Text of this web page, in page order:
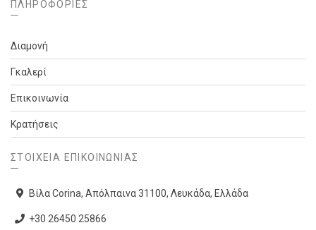
ΠΛΗΡΟΦΟΡΙΕΣ
Διαμονή
Γκαλερί
Επικοινωνία
Κρατήσεις
ΣΤΟΙΧΕΊΑ ΕΠΙΚΟΙΝΩΝΊΑΣ
Βίλα Corina, Απόλπαινα 31100, Λευκάδα, Ελλάδα
+30 26450 25866